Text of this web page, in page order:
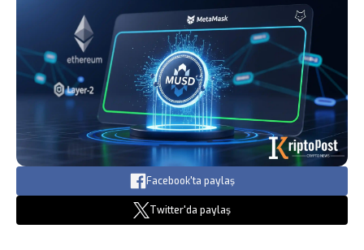
Facebook'ta paylaş
Twitter'da paylaş